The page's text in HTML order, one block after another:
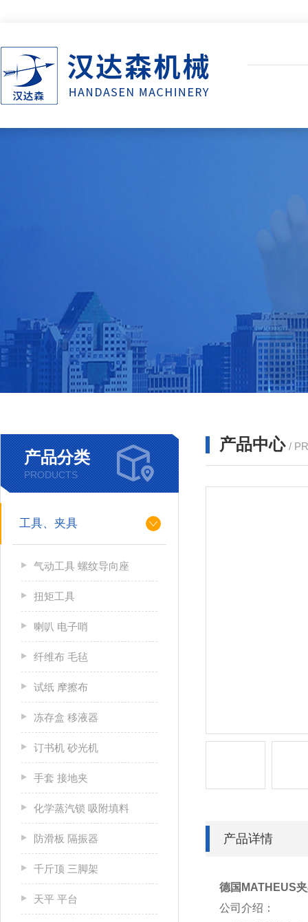
产品分类
PRODUCTS
工具、夹具
气动工具 螺纹导向座
扭矩工具
喇叭 电子哨
纤维布 毛毡
试纸 摩擦布
冻存盒 移液器
订书机 砂光机
手套 接地夹
化学蒸汽锁 吸附填料
防滑板 隔振器
千斤顶 三脚架
天平 平台
产品中心 /
产品详情
德国MATHEUS
公司介绍：